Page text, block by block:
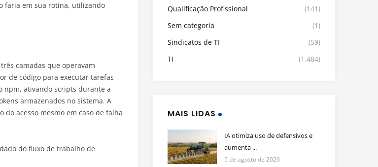
faria em sua rotina, utilizando
camadas que operavam
de código para executar tarefas
npm, ativando scripts durante a
armazenados no sistema. A
acesso mesmo em caso de falha
do fluxo de trabalho de
Qualificação Profissional
(141)
Sem categoria
(1)
Sindicatos de TI
(59)
TI
(1.484)
MAIS LIDAS
IA otimiza uso de defensivos e
aumenta ...
5 de agosto de 2026